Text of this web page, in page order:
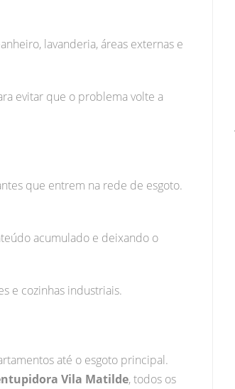
lavanderia, áreas externas e
evitar que o problema volte a
que entrem na rede de esgoto.
acumulado e deixando o
e cozinhas industriais.
até o esgoto principal.
Vila Matilde, todos os